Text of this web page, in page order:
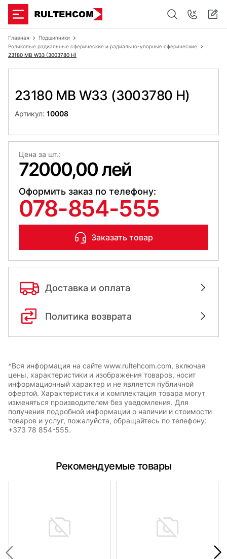
Главная
Подшипники
Роликовые радиальные сферические и радиально-упорные сферические
23180 MB W33 (3003780 H)
23180 MB W33 (3003780 H)
Артикул: 10008
Цена за шт.:
72000,00 лей
Оформить заказ по телефону:
078-854-555
Заказать товар
Доставка и оплата
Политика возврата
*Вся информация на сайте www.rultehcom.com, включая
цены, характеристики и изображения товаров, носит
информационный характер и не является публичной
офертой. Характеристики и комплектация товара могут
изменяться производителем без уведомления. Для
получения подробной информации о наличии и стоимости
товаров и услуг, пожалуйста, обращайтесь по телефону:
+373 78 854-555.
Рекомендуемые товары